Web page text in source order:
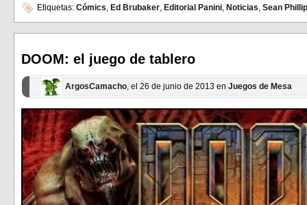
en
Facebook
(Se
abre
ventana
nueva)
en
(Se
abre
ventana
nueva)
Etiquetas: Cómics, Ed Brubaker, Editorial Panini, Noticias, Sean
DOOM: el juego de tablero
ArgosCamacho, el 26 de junio de 2013 en Juegos de Mesa